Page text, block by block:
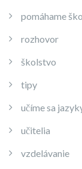
pomáhame
rozhovor
školstvo
tipy
učíme sa
učitelia
vzdelávanie